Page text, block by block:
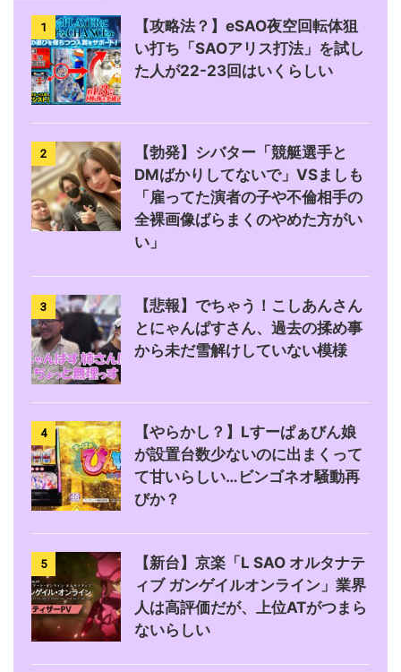
1
【攻略法？】eSAO夜空回転体狙
い打ち「SAOアリス打法」を試し
た人が22-23回はいくらしい
2
【勃発】シバター「競艇選手と
DMばかりしてないで」VSましも
「雇ってた演者の子や不倫相手の
全裸画像ばらまくのやめた方がい
い」
3
【悲報】でちゃう！こしあんさん
とにゃんぱすさん、過去の揉め事
から未だ雪解けしていない模様
4
【やらかし？】Lすーぱぁびん娘
が設置台数少ないのに出まくって
て甘いらしい…ビンゴネオ騒動再
びか？
5
【新台】京楽「L SAO オルタナテ
ィブ ガンゲイルオンライン」業界
人は高評価だが、上位ATがつまら
ないらしい